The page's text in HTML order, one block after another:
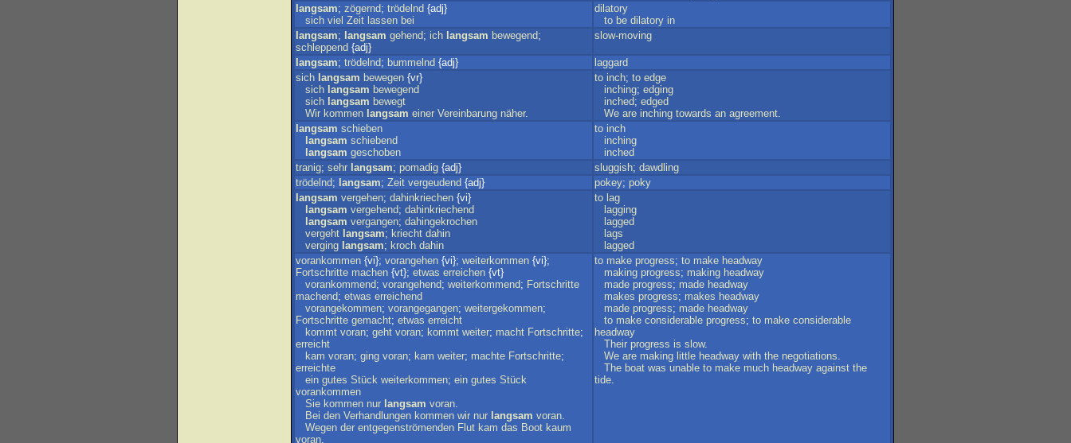
langsam; zögernd; trödelnd {adj}
sich viel Zeit lassen bei
dilatory
to be dilatory in
langsam; langsam gehend; ich langsam bewegend;
schleppend {adj}
slow-moving
langsam; trödelnd; bummelnd {adj}
laggard
sich langsam bewegen {vr}
sich langsam bewegend
sich langsam bewegt
Wir kommen langsam einer Vereinbarung näher.
to inch; to edge
inching; edging
inched; edged
We are inching towards an agreement.
langsam schieben
langsam schiebend
langsam geschoben
to inch
inching
inched
tranig; sehr langsam; pomadig {adj} sluggish; dawdling
trödelnd; langsam; Zeit vergeudend {adj} pokey; poky
langsam vergehen; dahinkriechen {vi}
langsam vergehend; dahinkriechend
langsam vergangen; dahingekrochen
vergeht langsam; kriecht dahin
verging langsam; kroch dahin
to lag
lagging
lagged
lags
lagged
vorankommen {vi}; vorangehen {vi}; weiterkommen {vi};
Fortschritte machen {vt}; etwas erreichen {vt}
vorankommend; vorangehend; weiterkommend; Fortschritte
machend; etwas erreichend
vorangekommen; vorangegangen; weitergekommen;
Fortschritte gemacht; etwas erreicht
kommt voran; geht voran; kommt weiter; macht Fortschritte;
erreicht
kam voran; ging voran; kam weiter; machte Fortschritte;
erreichte
ein gutes Stück weiterkommen; ein gutes Stück
vorankommen
Sie kommen nur langsam voran.
Bei den Verhandlungen kommen wir nur langsam voran.
Wegen der entgegenströmenden Flut kam das Boot kaum
voran.
to make progress; to make headway
making progress; making headway
made progress; made headway
makes progress; makes headway
made progress; made headway
to make considerable progress; to make considerable
headway
Their progress is slow.
We are making little headway with the negotiations.
The boat was unable to make much headway against the
tide.